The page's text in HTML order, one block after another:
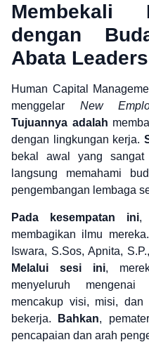
Membekali
dengan
Abata
Human Capital
menggelar New
Tujuannya adalah
dengan lingkungan kerja.
bekal awal yang
langsung memahami
pengembangan lembaga
Pada kesempatan ini,
membagikan ilmu mereka.
Iswara, S.Sos, Apnita,
Melalui sesi ini,
menyeluruh
mencakup visi, misi, dan
bekerja.
Bahkan,
pencapaian dan arah